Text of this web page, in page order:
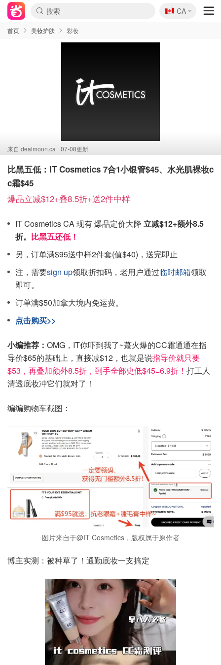
🇨🇦
CA
首页 美妆护肤 彩妆
来自 dealmoon.ca 07-08更新
比黑五低：IT Cosmetics 7合1小银管$45、水光肌裸妆c
c霜$45
爆品立减$12+叠8.5折+送2件中样
IT Cosmetics CA 现有 爆品定价大降 立减$12+额外8.5
折。 比黑五还低！
另，订单满$95送中样2件套(值$40)，送完即止
注，需要sign up领取折扣码，老用户通过临时邮箱领取
即可。
订单满$50加拿大境内免运费。
点击购买>>
小编推荐： OMG，IT你吓到我了~蕞火爆的CC霜通通在指
导价$65的基础上，直接减$12，也就是说指导价就只要
$53，再叠加额外8.5折，到手全部史低$45=6.9折！ 打工人
清透底妆冲它们就对了！
编编购物车截图：
图片来自于@IT Cosmetics，版权属于原作者
博主实测：被种草了！通勤底妆一支搞定